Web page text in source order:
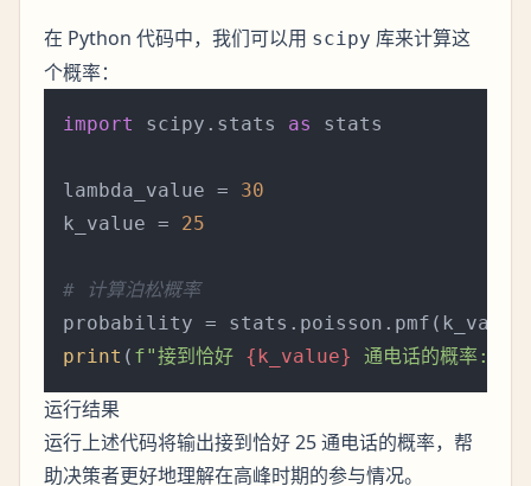
在 Python 代码中，我们可以用 scipy 库来计算这
个概率：
import scipy.stats as stats
lambda_value = 30
k_value = 25
# 计算泊松概率
print ( f"接到恰好 {k_value} 通电话的概率:
运行结果
运行上述代码将输出接到恰好 25 通电话的概率，帮
助决策者更好地理解在高峰时期的参与情况。